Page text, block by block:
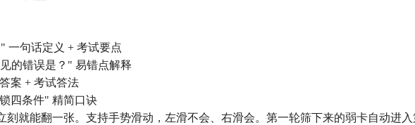
一句话定义 + 考试要点
的错误是？" 易错点解释
案 + 考试答法
四条件" 精简口诀
就能翻一张。支持手势滑动，左滑不会、右滑会。第一轮筛下来的弱卡自动进入